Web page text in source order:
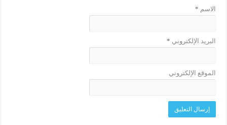
الاسم *
البريد الإلكتروني *
الموقع الإلكتروني